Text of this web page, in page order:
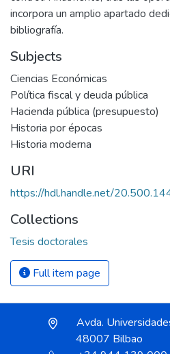
incorpora un amplio apartado
bibliografía.
Subjects
Ciencias Económicas
Política fiscal y deuda pública
Hacienda pública (presupuesto)
Historia por épocas
Historia moderna
URI
https://hdl.handle.net/
Collections
Tesis doctorales
Full item page
Avda.
48007 Bilbao